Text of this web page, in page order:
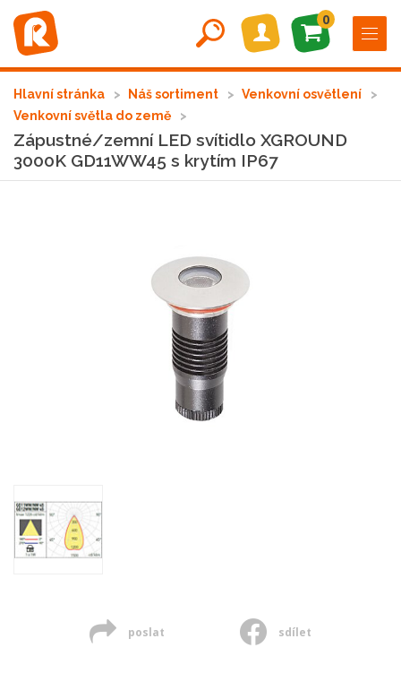
0
Hlavní stránka Náš sortiment
Venkovní osvětlení
Venkovní světla do země
Zápustné/zemní LED svítidlo XGROUND
3000K GD11WW45 s krytím IP67
poslat sdílet